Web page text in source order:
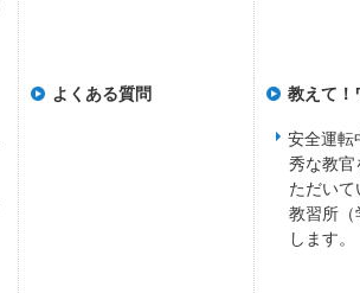
よくある質問 教えて！
安全運転
秀な教官
ただい
教習所（
します。